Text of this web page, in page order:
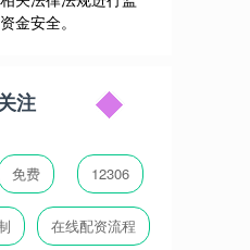
金安全。
注
免费 12306
在线配资流程